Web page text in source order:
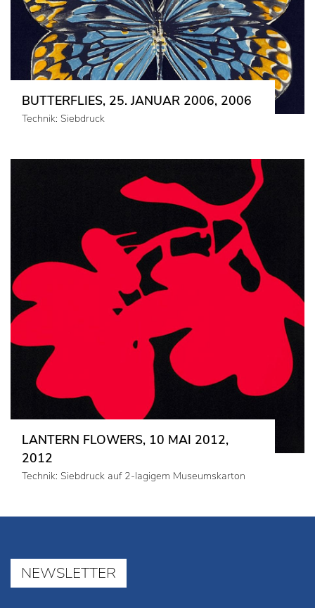
BUTTERFLIES, 25. JANUAR 2006, 2006
Technik: Siebdruck
LANTERN FLOWERS, 10 MAI 2012,
2012
Technik: Siebdruck auf 2-lagigem Museumskarton
NEWSLETTER